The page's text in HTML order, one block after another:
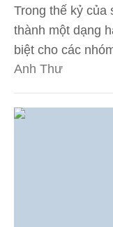
Trong thế kỷ của
thành một dạng
biệt cho các
Anh Thư